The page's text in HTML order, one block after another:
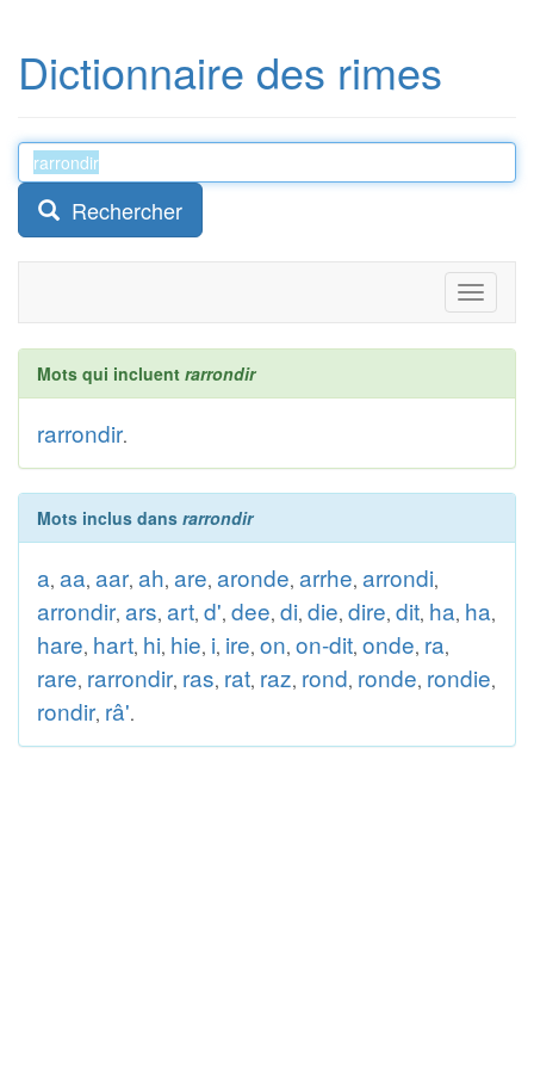
Dictionnaire des rimes
Rechercher
Toggle
Mots qui incluent rarrondir
rarrondir.
Mots inclus dans rarrondir
a, aa, aar, ah, are, aronde, arrhe, arrondi,
arrondir, ars, art, d', dee, di, die, dire, dit, ha, ha,
hare, hart, hi, hie, i, ire, on, on-dit, onde, ra,
rare, rarrondir, ras, rat, raz, rond, ronde, rondie,
rondir, râ'.